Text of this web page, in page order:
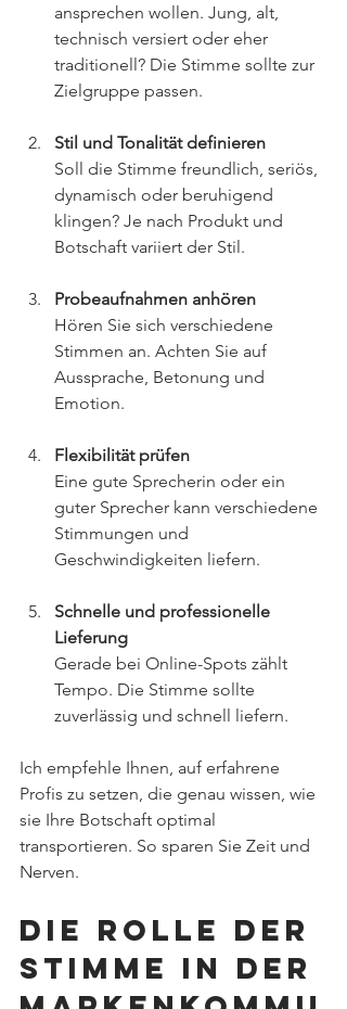
ansprechen wollen. Jung, alt,
technisch versiert oder eher
traditionell? Die Stimme sollte zur
Zielgruppe passen.
Stil und Tonalität definieren
Soll die Stimme freundlich, seriös,
dynamisch oder beruhigend
klingen? Je nach Produkt und
Botschaft variiert der Stil.
Probeaufnahmen anhören
Hören Sie sich verschiedene
Stimmen an. Achten Sie auf
Aussprache, Betonung und
Emotion.
Flexibilität prüfen
Eine gute Sprecherin oder ein
guter Sprecher kann verschiedene
Stimmungen und
Geschwindigkeiten liefern.
Schnelle und professionelle
Lieferung
Gerade bei Online-Spots zählt
Tempo. Die Stimme sollte
zuverlässig und schnell liefern.
Ich empfehle Ihnen, auf erfahrene
Profis zu setzen, die genau wissen, wie
sie Ihre Botschaft optimal
transportieren. So sparen Sie Zeit und
Nerven.
Die Rolle der
Stimme in der